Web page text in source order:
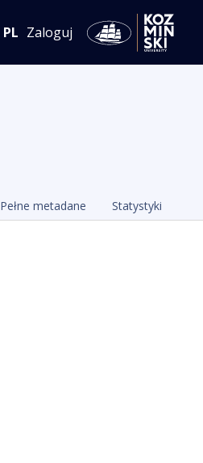
PL Zaloguj
Pełne metadane Statystyki